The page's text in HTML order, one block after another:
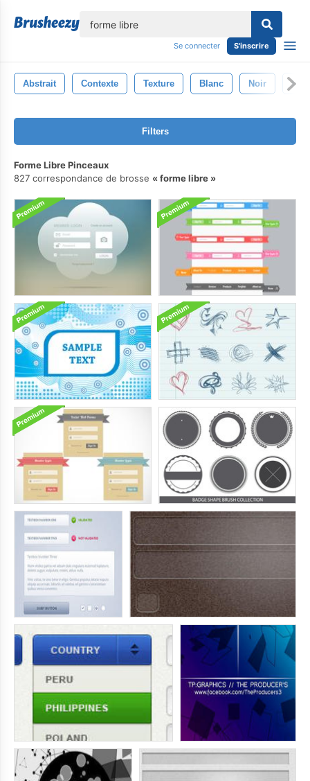
Se connecter S'inscrire
Abstrait Contexte Texture Blanc Noir
Filters
Forme Libre Pinceaux
827 correspondance de brosse
forme libre